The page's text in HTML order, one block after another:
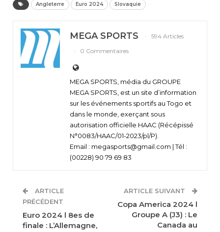
Angleterre Euro 2024 Slovaquie
MEGA SPORTS
594 Articles
0 Commentaires
MEGA SPORTS, média du GROUPE
MEGA SPORTS, est un site d’information
sur les événements sportifs au Togo et
dans le monde, exerçant sous
autorisation officielle HAAC (Récépissé
N°0083/HAAC/01-2023/pl/P).
Email : megasports@gmail.com | Tél :
(00228) 90 79 69 83
ARTICLE
PRÉCÉDENT
Euro 2024 l 8es de
finale : L’Allemagne,
ARTICLE SUIVANT
Copa America 2024 l
Groupe A (J3) : Le
Canada au